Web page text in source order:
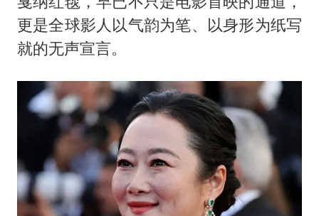
日本试射“战斧”导弹，国防部回应
更是全球影人以气韵为笔、以身形为纸写
就的无声宣言。